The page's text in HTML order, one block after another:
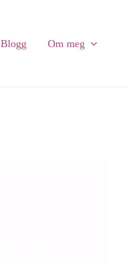
Blogg Om meg